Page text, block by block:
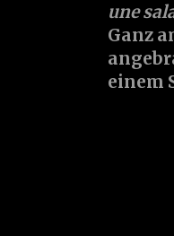
une
Ganz
einem